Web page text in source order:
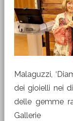
Malaguzzi,
dei gioielli nei
delle gemme
Gallerie